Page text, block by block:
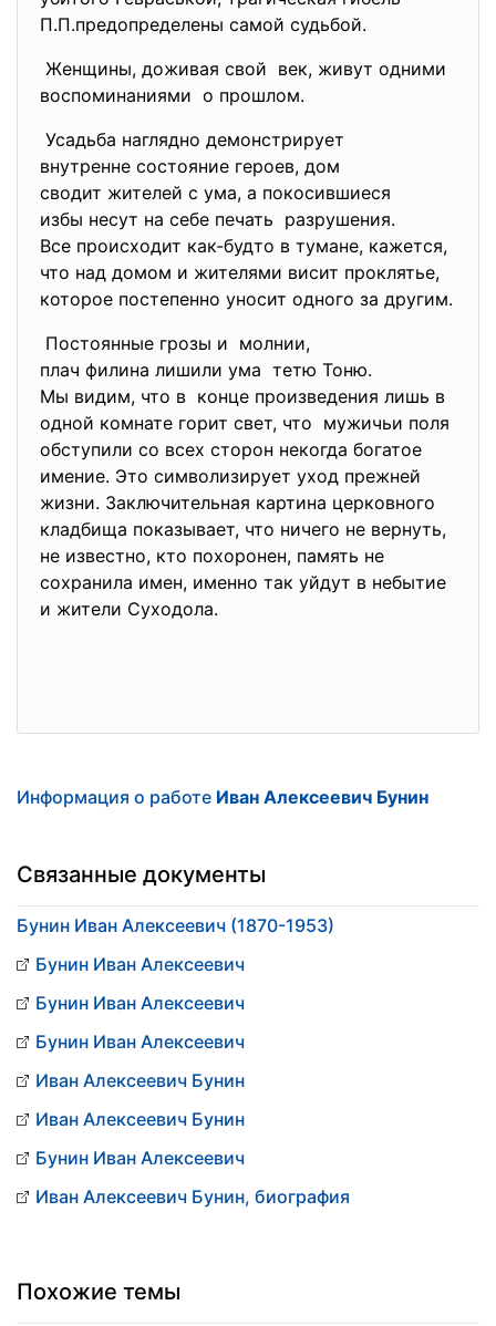
П.П.предопределены самой судьбой.
Женщины, доживая свой век, живут одними
воспоминаниями о прошлом.
Усадьба наглядно демонстрирует
внутренне состояние героев, дом
сводит жителей с ума, а покосившиеся
избы несут на себе печать разрушения.
Все происходит как-будто в тумане, кажется,
что над домом и жителями висит проклятье,
которое постепенно уносит одного за другим.
Постоянные грозы и молнии,
плач филина лишили ума тетю Тоню.
Мы видим, что в конце произведения лишь в
одной комнате горит свет, что мужичьи поля
обступили со всех сторон некогда богатое
имение. Это символизирует уход прежней
жизни. Заключительная картина церковного
кладбища показывает, что ничего не вернуть,
не известно, кто похоронен, память не
сохранила имен, именно так уйдут в небытие
и жители Суходола.
Информация о работе Иван Алексеевич Бунин
Связанные документы
Бунин Иван Алексеевич (1870-1953)
Бунин Иван Алексеевич
Бунин Иван Алексеевич
Бунин Иван Алексеевич
Иван Алексеевич Бунин
Иван Алексеевич Бунин
Бунин Иван Алексеевич
Иван Алексеевич Бунин, биография
Похожие темы